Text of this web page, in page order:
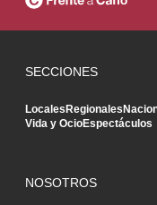
SECCIONES
LocalesRegionales
Vida y OcioEspectáculos
NOSOTROS